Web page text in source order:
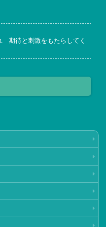
期待と刺激をもたらしてく